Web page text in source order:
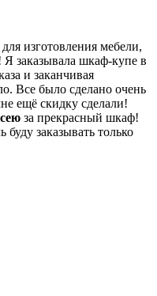
изготовления мебели,
заказывала шкаф-купе в
и заканчивая
Все было сделано очень
ещё скидку сделали!
за прекрасный шкаф!
заказывать только